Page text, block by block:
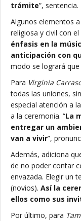
trámite”, sentencia.
Algunos elementos
religiosa y civil con
énfasis en la
anticipación con
modo se logrará
Para Virginia
todas las uniones,
especial atención a
a la ceremonia. “La
entregar un
van a vivir”,
Además, adiciona
de no poder contar
envazada. Elegir un
(novios). Así la
ellos como sus
Por último, para